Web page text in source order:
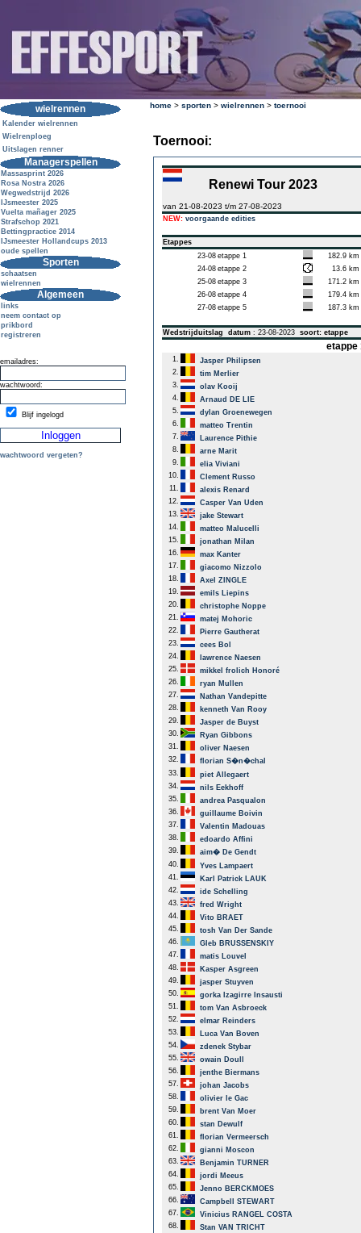
wielrennen
Kalender wielrennen
Wielrenploeg
Uitslagen renner
Managerspellen
Massasprint 2026
Rosa Nostra 2026
Wegwedstrijd 2026
IJsmeester 2025
Vuelta mañager 2025
Strafschop 2021
Bettingpractice 2014
IJsmeester Hollandcups 2013
oude spellen
Sporten
schaatsen
wielrennen
Algemeen
links
neem contact op
prikbord
registreren
emailadres:
wachtwoord:
Blijf ingelogd
wachtwoord vergeten?
home > sporten > wielrennen > toernooi
Toernooi:
Renewi Tour 2023
van 21-08-2023 t/m 27-08-2023
NEW: voorgaande edities
Etappes
23-08 etappe 1
182.9 km
24-08 etappe 2
13.6 km
25-08 etappe 3
171.2 km
26-08 etappe 4
179.4 km
27-08 etappe 5 187.3 km
Wedstrijduitslag datum : 23-08-2023 soort: etappe
etappe
1.
Jasper Philipsen
2.
tim Merlier
3.
olav Kooij
4.
Arnaud DE LIE
5.
dylan Groenewegen
6.
matteo Trentin
7.
Laurence Pithie
8.
arne Marit
9.
elia Viviani
10.
Clement Russo
11.
alexis Renard
12.
Casper Van Uden
13.
jake Stewart
14.
matteo Malucelli
15.
jonathan Milan
16.
max Kanter
17.
giacomo Nizzolo
18.
Axel ZINGLE
19.
emils Liepins
20.
christophe Noppe
21.
matej Mohoric
22.
Pierre Gautherat
23.
cees Bol
24.
lawrence Naesen
25.
mikkel frolich Honoré
26.
ryan Mullen
27.
Nathan Vandepitte
28.
kenneth Van Rooy
29.
Jasper de Buyst
30.
Ryan Gibbons
31.
oliver Naesen
32.
florian S�n�chal
33.
piet Allegaert
34.
nils Eekhoff
35.
andrea Pasqualon
36.
guillaume Boivin
37.
Valentin Madouas
38.
edoardo Affini
39.
aim� De Gendt
40.
Yves Lampaert
41.
Karl Patrick LAUK
42.
ide Schelling
43.
fred Wright
44.
Vito BRAET
45.
tosh Van Der Sande
46.
Gleb BRUSSENSKIY
47.
matis Louvel
48.
Kasper Asgreen
49.
jasper Stuyven
50.
gorka Izagirre Insausti
51.
tom Van Asbroeck
52.
elmar Reinders
53.
Luca Van Boven
54.
zdenek Stybar
55.
owain Doull
56.
jenthe Biermans
57.
johan Jacobs
58.
olivier le Gac
59.
brent Van Moer
60.
stan Dewulf
61.
florian Vermeersch
62.
gianni Moscon
63.
Benjamin TURNER
64.
jordi Meeus
65.
Jenno BERCKMOES
66.
Campbell STEWART
67.
Vinicius RANGEL COSTA
68.
Stan VAN TRICHT